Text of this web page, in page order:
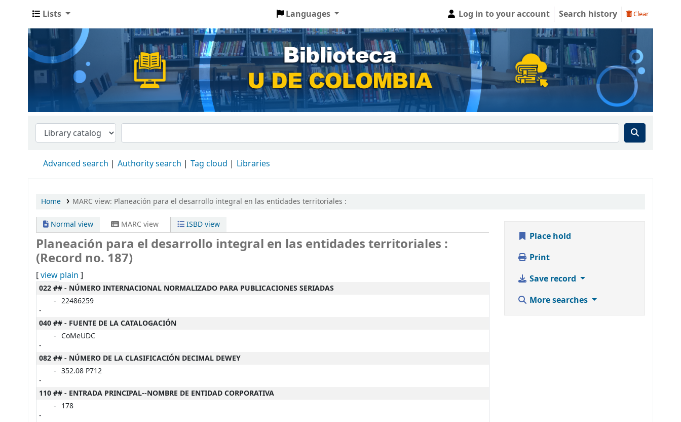
Lists Languages Log in to your account Search history Clear
Advanced search Authority search Tag cloud Libraries
Home MARC view: Planeación para el desarrollo integral en las entidades territoriales :
Normal view MARC view ISBD view
Planeación para el desarrollo integral en las entidades territoriales :
(Record no. 187)
[view plain ]
MARC details
022 ## - NÚMERO INTERNACIONAL NORMALIZADO PARA PUBLICACIONES SERIADAS
-
-
22486259
040 ## - FUENTE DE LA CATALOGACIÓN
-
-
CoMeUDC
082 ## - NÚMERO DE LA CLASIFICACIÓN DECIMAL DEWEY
-
-
352.08 P712
110 ## - ENTRADA PRINCIPAL--NOMBRE DE ENTIDAD CORPORATIVA
-
-
178
Place hold
Print
Save record
More searches